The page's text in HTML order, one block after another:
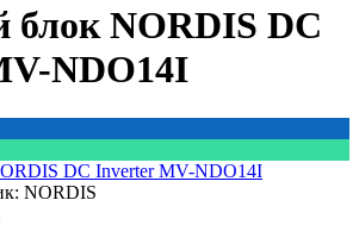
блок NORDIS DC
NDO14I
NORDIS